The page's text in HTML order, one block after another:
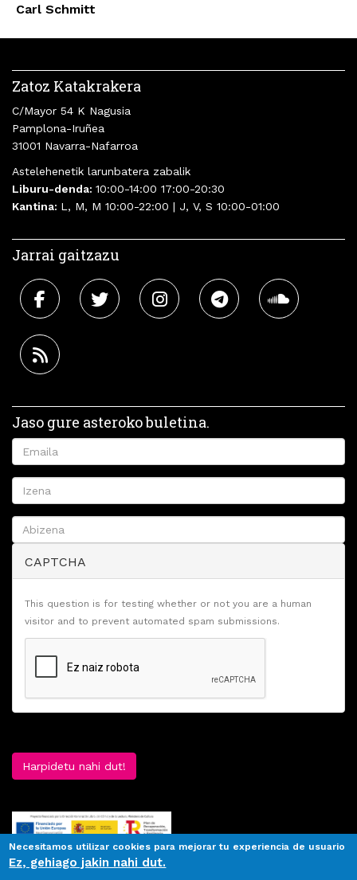
Carl Schmitt
Zatoz Katakrakera
C/Mayor 54 K Nagusia
Pamplona-Iruñea
31001 Navarra-Nafarroa
Astelehenetik larunbatera zabalik
Liburu-denda: 10:00-14:00 17:00-20:30
Kantina: L, M, M 10:00-22:00 | J, V, S 10:00-01:00
Jarrai gaitzazu
Jaso gure asteroko buletina.
CAPTCHA
This question is for testing whether or not you are a human
visitor and to prevent automated spam submissions.
Harpidetu nahi dut!
Necesitamos utilizar cookies para mejorar tu experiencia de usuario
Ez, gehiago jakin nahi dut.